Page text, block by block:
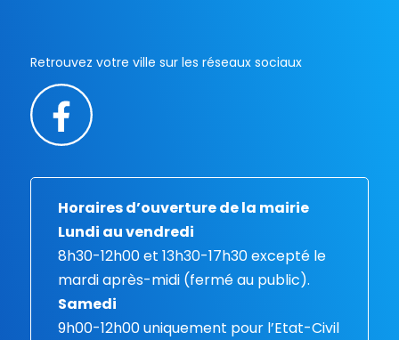
Retrouvez votre ville sur les réseaux sociaux
Horaires d’ouverture de la mairie
Lundi au vendredi
8h30-12h00 et 13h30-17h30 excepté le
mardi après-midi (fermé au public).
Samedi
9h00-12h00 uniquement pour l’Etat-Civil